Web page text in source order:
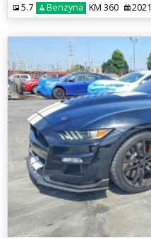
5.7 Benzyna KM 360 2021